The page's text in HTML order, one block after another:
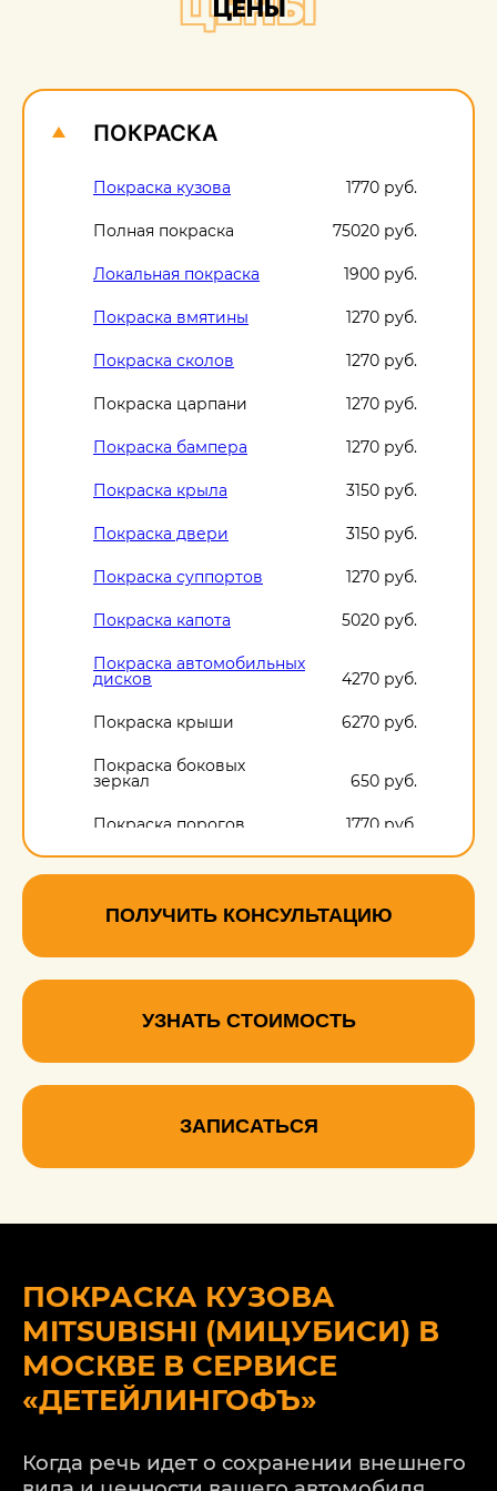
ЦЕНЫ
ПОКРАСКА
Покраска кузова 1770 руб.
Полная покраска 75020 руб.
Локальная покраска 1900 руб.
Покраска вмятины 1270 руб.
Покраска сколов 1270 руб.
Покраска царпани 1270 руб.
Покраска бампера 1270 руб.
Покраска крыла 3150 руб.
Покраска двери 3150 руб.
Покраска суппортов 1270 руб.
Покраска капота 5020 руб.
Покраска автомобильных
дисков 4270 руб.
Покраска крыши 6270 руб.
Покраска боковых
зеркал 650 руб.
Покраска порогов 1770 руб.
ПОЛУЧИТЬ КОНСУЛЬТАЦИЮ
УЗНАТЬ СТОИМОСТЬ
ЗАПИСАТЬСЯ
ПОКРАСКА КУЗОВА
MITSUBISHI (МИЦУБИСИ) В
МОСКВЕ В СЕРВИСЕ
«ДЕТЕЙЛИНГОФЪ»
Когда речь идет о сохранении внешнего